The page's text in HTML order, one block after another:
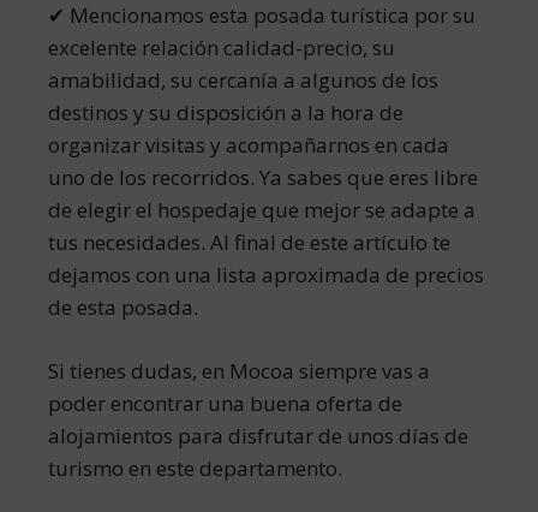
✔ Mencionamos esta posada turística por su
excelente relación calidad-precio, su
amabilidad, su cercanía a algunos de los
destinos y su disposición a la hora de
organizar visitas y acompañarnos en cada
uno de los recorridos. Ya sabes que eres libre
de elegir el hospedaje que mejor se adapte a
tus necesidades. Al final de este artículo te
dejamos con una lista aproximada de precios
de esta posada.
Si tienes dudas, en Mocoa siempre vas a
poder encontrar una buena oferta de
alojamientos para disfrutar de unos días de
turismo en este departamento.